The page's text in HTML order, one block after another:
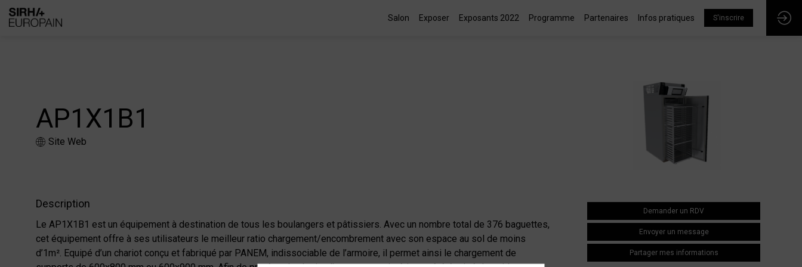
Salon Exposer Exposants 2022 Programme Partenaires Infos pratiques S'inscrire
AP1X1B1
Site Web
Demander un RDV
Envoyer un message
Partager mes informations
Description
Le AP1X1B1 est un équipement à destination de tous les boulangers et pâtissiers. Avec un nombre total de 376 baguettes,
cet équipement offre à ses utilisateurs le meilleur ratio chargement/encombrement avec son espace au sol de moins
d’1m². Equipé d’un chariot conçu et fabriqué par PANEM, indissociable de l’armoire, il permet ainsi le chargement de